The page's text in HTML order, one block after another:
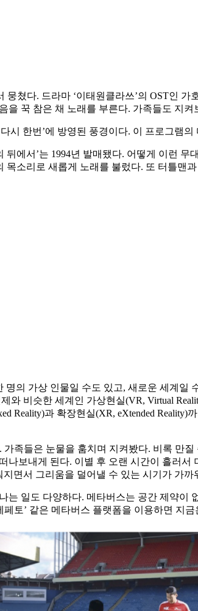
쳤다. 드라마 ‘이태원클라쓰’의 OST인
꾹 참은 채 노래를 부른다. 가족들도 지
시 한번’에 방영된 풍경이다. 이 프로그램
뒤에서’는 1994년 발매됐다. 어떻게 이런
소리로 새롭게 노래를 불렀다. 또 터틀맨
의 가상 인물일 수도 있고, 새로운 세계
비슷한 세계인 가상현실(VR, Virtual
Reality)과 확장현실(XR, eXtended
족들은 눈물을 훔치며 지켜봤다. 비록 만
보내게 된다. 이별 후 오랜 시간이 흘러
면서 그리움을 덜어낼 수 있는 시기가 가까
일도 다양하다. 메타버스는 공간 제약이
토’ 같은 메타버스 플랫폼을 이용하면 지